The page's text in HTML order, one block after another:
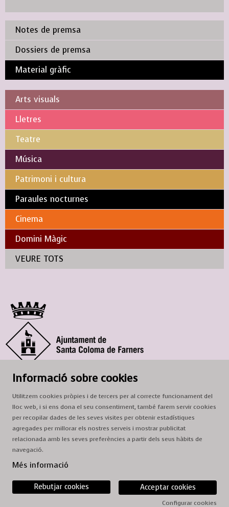
Notes de premsa
Dossiers de premsa
Material gràfic
Arts visuals
Lletres
Teatre
Música
Patrimoni i cultura
Paraules nocturnes
Cinema
Domini Màgic
VEURE TOTS
© Ajuntament de Santa Coloma de Farners
: de dilluns a dissabte, de 9 a 13 h.
Adreça: c. del Prat, 16, 17430 Santa Coloma de Farners
A/e:cultura@scf.cat
Sitemap
Informació sobre cookies
Utilitzem cookies pròpies i de tercers per al correcte funcionament del
lloc web, i si ens dona el seu consentiment, també farem servir cookies
per recopilar dades de les seves visites per obtenir estadístiques
agregades per millorar els nostres serveis i mostrar publicitat
relacionada amb les seves preferències a partir dels seus hàbits de
navegació.
Més informació
Acceptar cookies
Rebutjar cookies
Configurar cookies